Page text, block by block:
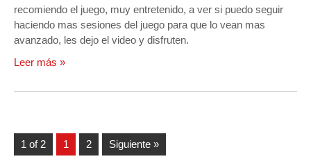
recomiendo el juego, muy entretenido, a ver si puedo seguir
haciendo mas sesiones del juego para que lo vean mas
avanzado, les dejo el video y disfruten.
Leer más »
1 of 2 1 2 Siguiente »